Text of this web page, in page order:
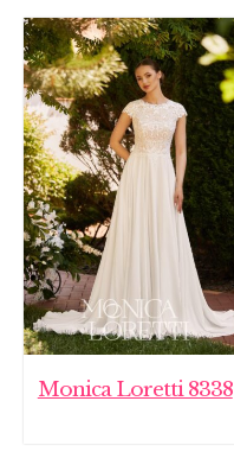
Monica Loretti 8338